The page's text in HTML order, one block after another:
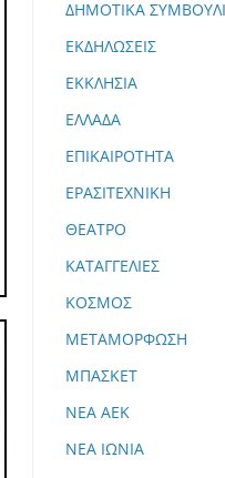
ΔΗΜΟΤΙΚΑ
ΕΚΔΗΛΩΣΕΙΣ
ΕΚΚΛΗΣΙΑ
ΕΛΛΑΔΑ
ΕΠΙΚΑΙΡΟΤΗΤΑ
ΕΡΑΣΙΤΕΧΝΙΚΗ
ΘΕΑΤΡΟ
ΚΑΤΑΓΓΕΛΙΕΣ
ΚΟΣΜΟΣ
ΜΕΤΑΜΟΡΦΩΣΗ
ΜΠΑΣΚΕΤ
ΝΕΑ ΑΕΚ
ΝΕΑ ΙΩΝΙΑ